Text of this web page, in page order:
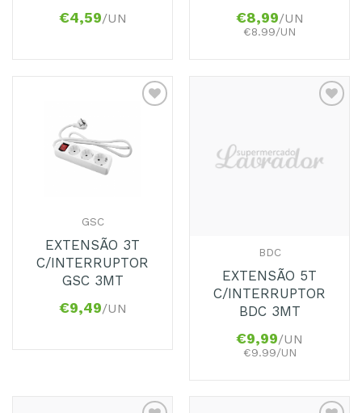
€4,59/UN
€8,99/UN
€8.99/UN
Favoritos
GSC
EXTENSÃO 3T
C/INTERRUPTOR
GSC 3MT
€9,49/UN
Favoritos
BDC
EXTENSÃO 5T
C/INTERRUPTOR
BDC 3MT
€9,99/UN
€9.99/UN